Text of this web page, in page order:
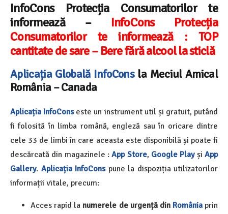
InfoCons Protecția Consumatorilor te
informează – InfoCons Protecția
Consumatorilor te informează : TOP
cantitate de sare – Bere fără alcool la sticlă
Aplicația Globală InfoConsla Meciul Amical
România – Canada
Aplicația InfoConseste un instrument util și gratuit, putând
fi folosită în limba română, engleză sau în oricare dintre
cele 33 de limbi în care aceasta este disponibilă și poate fi
descărcată din magazinele :App Store, Google PlayșiApp
Gallery. Aplicația InfoConspune la dispoziția utilizatorilor
informații vitale, precum:
Acces rapid la numerele de urgență din Româniaprin